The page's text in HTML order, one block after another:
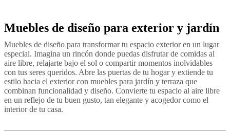
GrisVerdeDe
Muebles de diseño para exterior y jardín
Muebles de diseño para transformar tu espacio exterior en un lugar
especial. Imagina un rincón donde puedas disfrutar de comidas al
aire libre, relajarte bajo el sol o compartir momentos inolvidables
con tus seres queridos. Abre las puertas de tu hogar y extiende tu
estilo hacia el exterior con muebles para jardín y terraza que
combinan funcionalidad y diseño. Convierte tu espacio al aire libre
en un reflejo de tu buen gusto, tan elegante y acogedor como el
interior de tu casa.